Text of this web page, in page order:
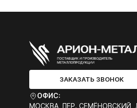
ЗАКАЗАТЬ ЗВОНОК
ОФИС:
МОСКВА, ПЕР. СЕМЁНОВСКИЙ,